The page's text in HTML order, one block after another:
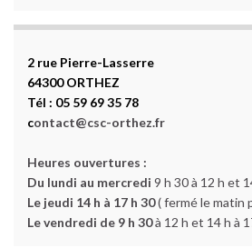
2 rue Pierre-Lasserre
64300 ORTHEZ
Tél : 05 59 69 35 78
contact@csc-orthez.fr
Heures ouvertures :
Du lundi au mercredi 9 h 30 à 12 h et
Le jeudi 14 h à 17 h 30( fermé le matin
Le vendredi de 9 h 30à 12 h et 14 h à